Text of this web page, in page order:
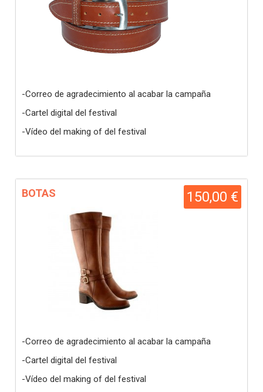
-Correo de agradecimiento al acabar la campaña
-Cartel digital del festival
-Vídeo del making of del festival
150,00 €
BOTAS
-Correo de agradecimiento al acabar la campaña
-Cartel digital del festival
-Vídeo del making of del festival